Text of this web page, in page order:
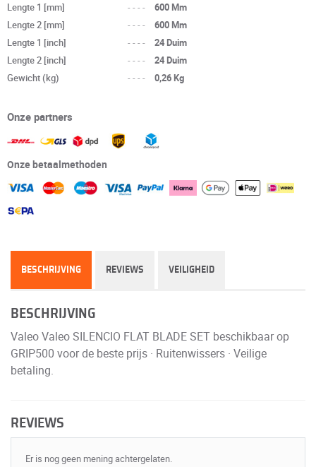
Lengte 1 [mm]
----
600 Mm
Lengte 2 [mm]
----
600 Mm
Lengte 1 [inch]
----
24 Duim
Lengte 2 [inch]
----
24 Duim
Gewicht (kg)
---- 0,26 Kg
Onze partners
Onze betaalmethoden
BESCHRIJVING REVIEWS VEILIGHEID
BESCHRIJVING
Valeo Valeo SILENCIO FLAT BLADE SET beschikbaar op
GRIP500 voor de beste prijs · Ruitenwissers · Veilige
betaling.
REVIEWS
Er is nog geen mening achtergelaten.